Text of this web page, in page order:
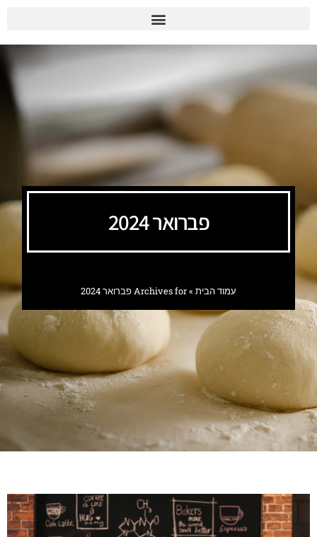
פברואר 2024
עמוד הבית »Archives for פברואר 2024